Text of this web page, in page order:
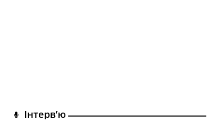
Інтерв’ю